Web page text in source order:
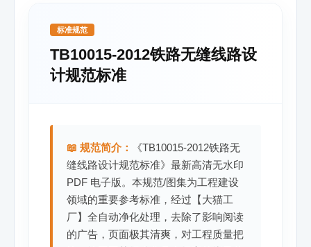
标准规范
TB10015-2012铁路无缝线路设
计规范标准
📖 规范简介：
《TB10015-2012铁路无
缝线路设计规范标准》最新高清无水印
PDF 电子版。本规范/图集为工程建设
领域的重要参考标准，经过【大猫工
厂】全自动净化处理，去除了影响阅读
的广告，页面极其清爽，对工程质量把